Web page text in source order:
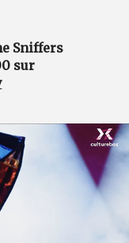
Sniffers
sur